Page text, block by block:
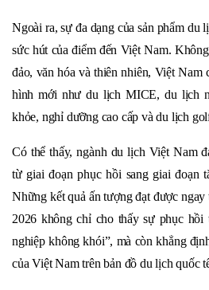
Ngoài ra, sự đa dạng của sản phẩm du
sức hút của điểm đến Việt Nam.
đảo, văn hóa và thiên nhiên, Việt Nam
hình mới như du lịch MICE, du lịch
khỏe, nghỉ dưỡng cao cấp và du lịch
Có thể thấy, ngành du lịch Việt Nam
từ giai đoạn phục hồi sang giai đoạn
Những kết quả ấn tượng đạt được
2026 không chỉ cho thấy sự phục hồi
nghiệp không khói”, mà còn khẳng
của Việt Nam trên bản đồ du lịch quốc